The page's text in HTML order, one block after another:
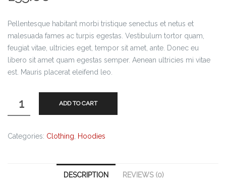
Pellentesque habitant morbi tristique senectus et netus et
malesuada fames ac turpis egestas. Vestibulum tortor quam,
feugiat vitae, ultricies eget, tempor sit amet, ante. Donec eu
libero sit amet quam egestas semper. Aenean ultricies mi vitae
est. Mauris placerat eleifend leo.
ADD TO CART
Categories: Clothing Hoodies
DESCRIPTION REVIEWS (0)